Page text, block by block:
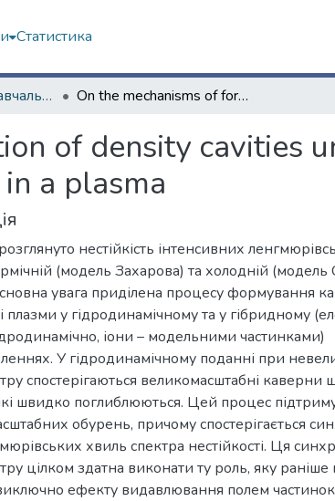
Статистика
Наукові роботи. Навчально-науковий інститут комп'ютерних наук та штучного інтелекту Оn the mechanisms of formation of density cavities under instability of intense Langmuir oscillations in a plasma
of density cavities
a plasma
нестійкість інтенсивних
(модель Захарова) та холодній (модель
увага приділена процесу формування
плазми у гідродинамічному та у гібридному
іони – модельними частинками)
У гідродинамічному поданні при
спостерігаються великомасштабні каверни
швидко поглиблюються. Цей процес
обурень, причому спостерігається
хвиль спектра нестійкості. Ця
цілком здатна виконати ту роль, яку
ефекту видавлювання полем